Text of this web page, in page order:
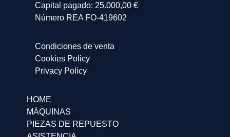
Capital pagado: 25.000,00 €
Número REA FO-419602
Condiciones de venta
Cookies Policy
Privacy Policy
HOME
MÁQUINAS
PIEZAS DE REPUESTO